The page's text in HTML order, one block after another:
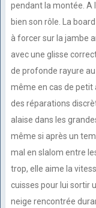
pendant la montée. A
bien son rôle. La
à forcer sur la jambe
avec une glisse
de profonde rayure
même en cas de petit
des réparations
alaise dans les
même si après un
mal en slalom entre
trop, elle aime la
cuisses pour lui sortir
neige rencontrée